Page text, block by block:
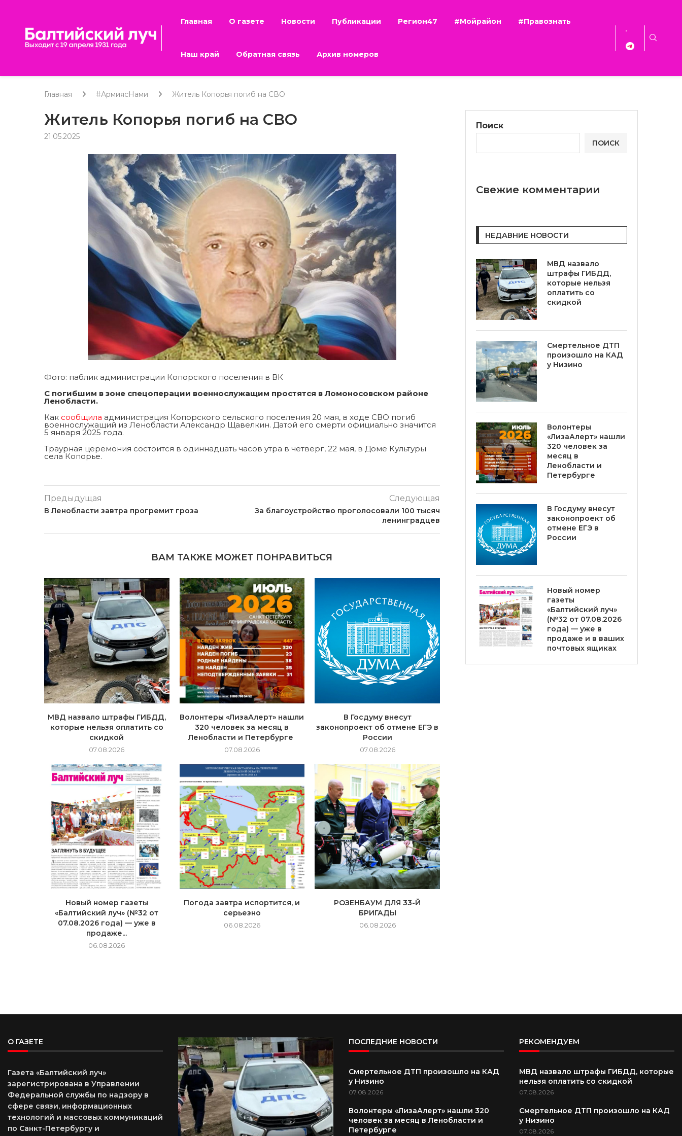
Главная О газете Новости Публикации Регион47 #Мойрайон #Правознать
Наш край Обратная связь Архив номеров
Главная #АрмиясНами Житель Копорья погиб на СВО
Житель Копорья погиб на СВО
21.05.2025
Фото: паблик администрации Копорского поселения в ВК
С погибшим в зоне спецоперации военнослужащим простятся в Ломоносовском районе
Ленобласти.
Как сообщила администрация Копорского сельского поселения 20 мая, в ходе СВО погиб
военнослужащий из Ленобласти Александр Щавелкин. Датой его смерти официально значится
5 января 2025 года.
Траурная церемония состоится в одиннадцать часов утра в четверг, 22 мая, в Доме Культуры
села Копорье.
Предыдущая
В Ленобласти завтра прогремит гроза
Следующая
За благоустройство проголосовали 100 тысяч
ленинградцев
ВАМ ТАКЖЕ МОЖЕТ ПОНРАВИТЬСЯ
МВД назвало штрафы ГИБДД,
которые нельзя оплатить со
скидкой
07.08.2026
Волонтеры «ЛизаАлерт» нашли
320 человек за месяц в
Ленобласти и Петербурге
07.08.2026
В Госдуму внесут
законопроект об отмене ЕГЭ в
России
07.08.2026
Новый номер газеты
«Балтийский луч» (№32 от
07.08.2026 года) — уже в
продаже...
06.08.2026
Погода завтра испортится, и
серьезно
06.08.2026
РОЗЕНБАУМ ДЛЯ 33-Й
БРИГАДЫ
06.08.2026
Поиск
ПОИСК
Свежие комментарии
НЕДАВНИЕ НОВОСТИ
МВД назвало
штрафы ГИБДД,
которые нельзя
оплатить со
скидкой
Смертельное ДТП
произошло на КАД
у Низино
Волонтеры
«ЛизаАлерт» нашли
320 человек за
месяц в
Ленобласти и
Петербурге
В Госдуму внесут
законопроект об
отмене ЕГЭ в
России
Новый номер
газеты
«Балтийский луч»
(№32 от 07.08.2026
года) — уже в
продаже и в ваших
почтовых ящиках
О ГАЗЕТЕ
Газета «Балтийский луч»
зарегистрирована в Управлении
Федеральной службы по надзору в
сфере связи, информационных
технологий и массовых коммуникаций
по Санкт-Петербургу и
ПОСЛЕДНИЕ НОВОСТИ
Смертельное ДТП произошло на КАД
у Низино
07.08.2026
Волонтеры «ЛизаАлерт» нашли 320
человек за месяц в Ленобласти и
Петербурге
РЕКОМЕНДУЕМ
МВД назвало штрафы ГИБДД, которые
нельзя оплатить со скидкой
07.08.2026
Смертельное ДТП произошло на КАД
у Низино
07.08.2026